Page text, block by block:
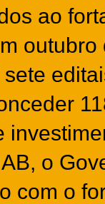
ao
o
com o